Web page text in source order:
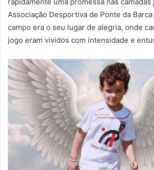
Associação Desportiva de Ponte da Barca
campo era o seu lugar de alegria, onde
jogo eram vividos com intensidade e